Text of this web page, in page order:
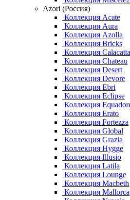
Azori (Россия)
Коллекция Acate
Коллекция Aura
Коллекция Azolla
Коллекция Bricks
Коллекция
Коллекция Chateau
Коллекция Desert
Коллекция Devore
Коллекция Ebri
Коллекция Eclipse
Коллекция
Коллекция Erato
Коллекция Fortezza
Коллекция Global
Коллекция Grazia
Коллекция Hygge
Коллекция Illusio
Коллекция Latila
Коллекция Lounge
Коллекция Macbeth
Коллекция Mallorca